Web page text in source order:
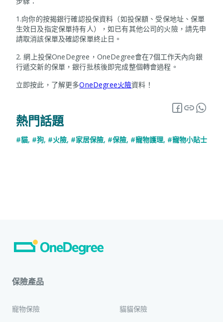
1.向你的按揭銀行確認投保資料（如投保額、受保地址、保單
生效日及指定保單持有人），如已有其他公司的火險，請先申
請取消該保單及確認保單終止日。
2. 網上投保OneDegree，OneDegree會在7個工作天內向銀
行遞交新的保單，銀行批核後即完成整個轉會過程。
立即按此，了解更多OneDegree火險資料！
熱門話題
#貓, #狗, #火險, #家居保險, #保險, #寵物護理, #寵物小貼士
保險產品
寵物保險 貓貓保險